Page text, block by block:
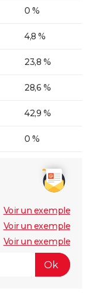
0 %
4,8 %
23,8 %
28,6 %
42,9 %
0 %
Voir un exemple
Voir un exemple
Voir un exemple